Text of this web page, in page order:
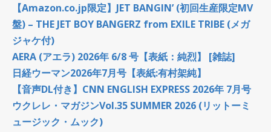
【Amazon.co.jp限定】JET BANGIN’ (初回生産限定MV
盤) – THE JET BOY BANGERZ from EXILE TRIBE (メガ
ジャケ付)
AERA (アエラ) 2026年 6/8 号【表紙：純烈】 [雑誌]
日経ウーマン2026年7月号【表紙:有村架純】
【音声DL付き】CNN ENGLISH EXPRESS 2026年 7月号
ウクレレ・マガジンVol.35 SUMMER 2026 (リットーミ
ュージック・ムック)